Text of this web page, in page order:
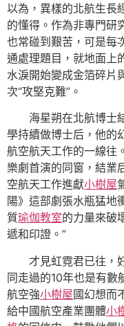
以為，異樣的北航生長
的懂得。作為非專門研
也常碰到艱苦，可是每
通處理題目，就地面上
水淚開始變成金箔碎片
次“攻堅克難”。
海星朔在北航博士
學持續做博士后，他的
航空航天工作的一線往
樂劇首演的同窗，結業
空航天工作進獻小樹屋
陽》這部劇張水瓶猛地
質瑜伽教室的力量來破
遞和印證。”
才見虹霓君已往，
同走過的10年也是有數
航空強小樹屋國幻想而
給中國航空產業團體小